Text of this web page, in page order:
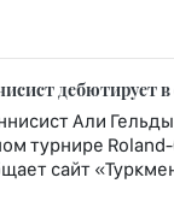
дебютирует
Али
турнире Roland-
сайт